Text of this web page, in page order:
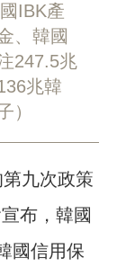
IBK產
、韓國
247.5兆
兆韓
）
九次政策
布，韓國
國信用保